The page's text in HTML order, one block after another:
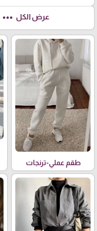
عرض الكل more_horiz
طقم عملي-ترنجات